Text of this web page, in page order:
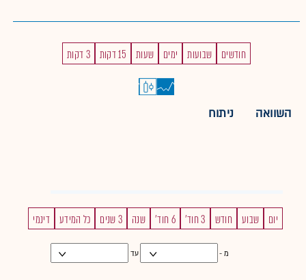
חודשים שבועות ימים שעות 15 דקות 3 דקות
השוואה ניתוח
יום שבוע חודש 3 חוד' 6 חוד' שנה 3 שנים כל המידע דינמי
מ - עד